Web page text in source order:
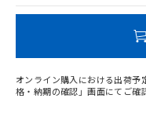
オンライン購入における出荷
格・納期の確認」画面にてご確